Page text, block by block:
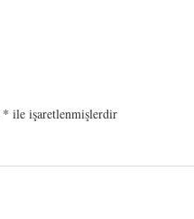
* ile işaretlenmişlerdir